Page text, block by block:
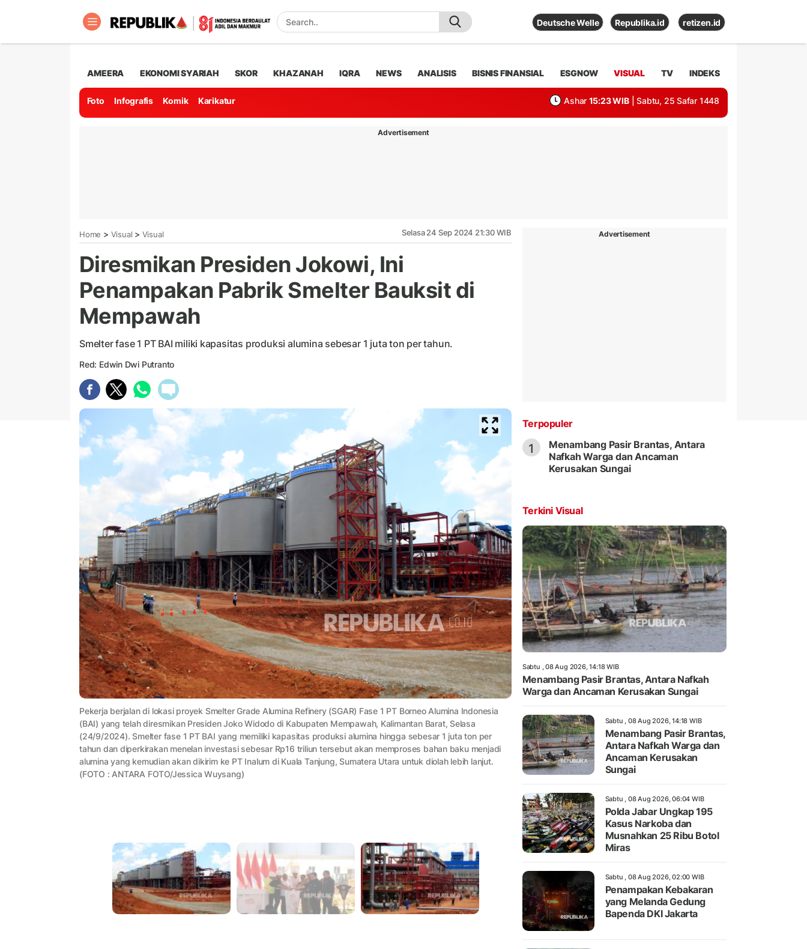
Deutsche Welle Republika.id retizen.id
AMEERA EKONOMI SYARIAH SKOR KHAZANAH IQRA NEWS ANALISIS BISNIS FINANSIAL ESGNOW VISUAL TV INDEKS
Foto Infografis Komik Karikatur Ashar 15:23 WIB | Sabtu, 25 Safar 1448
Advertisement
Home > Visual > Visual Selasa 24 Sep 2024 21:30 WIB
Diresmikan Presiden Jokowi, Ini
Penampakan Pabrik Smelter Bauksit di
Mempawah
Smelter fase 1 PT BAI miliki kapasitas produksi alumina sebesar 1 juta ton per tahun.
Red: Edwin Dwi Putranto
Pekerja berjalan di lokasi proyek Smelter Grade Alumina Refinery (SGAR) Fase 1 PT Borneo Alumina Indonesia
(BAI) yang telah diresmikan Presiden Joko Widodo di Kabupaten Mempawah, Kalimantan Barat, Selasa
(24/9/2024). Smelter fase 1 PT BAI yang memiliki kapasitas produksi alumina hingga sebesar 1 juta ton per
tahun dan diperkirakan menelan investasi sebesar Rp16 triliun tersebut akan memproses bahan baku menjadi
alumina yang kemudian akan dikirim ke PT Inalum di Kuala Tanjung, Sumatera Utara untuk diolah lebih lanjut.
(FOTO : ANTARA FOTO/Jessica Wuysang)
Advertisement
Terpopuler
1
Menambang Pasir Brantas, Antara
Nafkah Warga dan Ancaman
Kerusakan Sungai
Terkini Visual
Sabtu , 08 Aug 2026, 14:18 WIB
Menambang Pasir Brantas, Antara Nafkah
Warga dan Ancaman Kerusakan Sungai
Sabtu , 08 Aug 2026, 14:18 WIB
Menambang Pasir Brantas,
Antara Nafkah Warga dan
Ancaman Kerusakan
Sungai
Sabtu , 08 Aug 2026, 06:04 WIB
Polda Jabar Ungkap 195
Kasus Narkoba dan
Musnahkan 25 Ribu Botol
Miras
Sabtu , 08 Aug 2026, 02:00 WIB
Penampakan Kebakaran
yang Melanda Gedung
Bapenda DKI Jakarta